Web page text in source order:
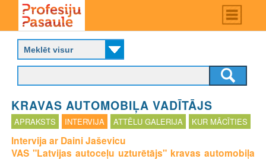
main
content
Main
menu
P
o
f
e
i
j
u
p
a
KRAVAS AUTOMOBIĻA VADĪTĀJS
APRAKSTS INTERVIJA ATTĒLU GALERIJA KUR MĀCĪTIES
Intervija ar Daini Jaševicu
VAS "Latvijas autoceļu uzturētājs" kravas automobiļa